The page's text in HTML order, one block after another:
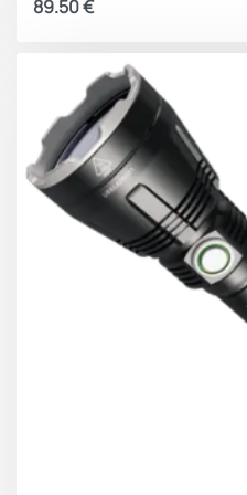
Διαστάσεις: 108 × 34 ×
Βάρος: 114 g
Συμπαγής, προηγμένος και
NITECORE EDC09
απαιτούν ποιοτικό
χρώματος και ευελιξία.
89.50€